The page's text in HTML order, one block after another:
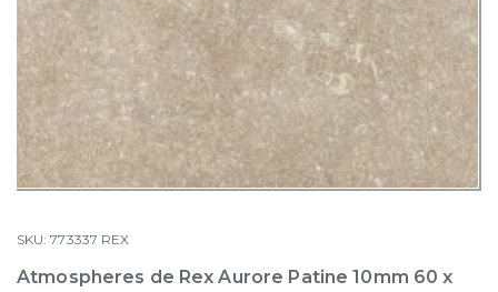
SKU:773337 REX
Atmospheres de Rex Aurore Patine 10mm 60 x